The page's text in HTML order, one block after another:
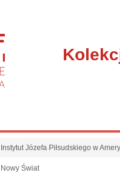
Instytut Józefa Piłsudskiego w
Nowy Świat